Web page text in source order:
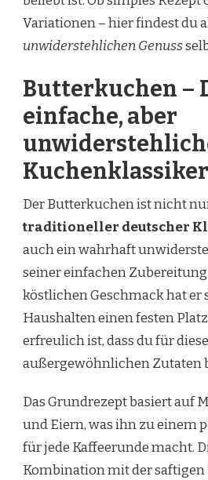
Variationen – hier findest du
unwiderstehlichen Genuss
Butterkuchen –
einfache, aber
Kuchenklassiker
Der Butterkuchen ist nicht
traditioneller deutscher
auch ein wahrhaft
seiner einfachen
köstlichen Geschmack hat er
Haushalten einen festen
erfreulich ist, dass du für
außergewöhnlichen Zutaten
Das Grundrezept basiert auf
und Eiern, was ihn zu einem
für jede Kaffeerunde macht.
Kombination mit der saftigen